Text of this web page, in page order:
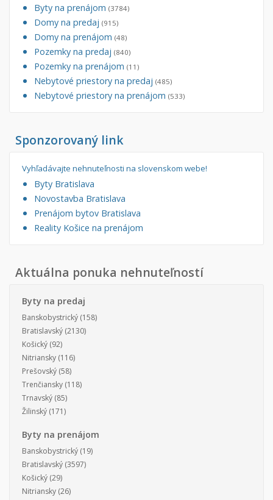
Byty na prenájom (3784)
Domy na predaj (915)
Domy na prenájom (48)
Pozemky na predaj (840)
Pozemky na prenájom (11)
Nebytové priestory na predaj (485)
Nebytové priestory na prenájom (533)
Sponzorovaný link
Vyhľadávajte nehnuteľnosti na slovenskom webe!
Byty Bratislava
Novostavba Bratislava
Prenájom bytov Bratislava
Reality Košice na prenájom
Aktuálna ponuka nehnuteľností
Byty na predaj
Banskobystrický (158)
Bratislavský (2130)
Košický (92)
Nitriansky (116)
Prešovský (58)
Trenčiansky (118)
Trnavský (85)
Žilinský (171)
Byty na prenájom
Banskobystrický (19)
Bratislavský (3597)
Košický (29)
Nitriansky (26)